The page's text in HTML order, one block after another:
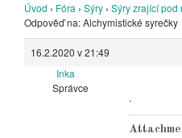
Úvod › Fóra › Sýry › Sýry zrající pod
Odpověď na: Alchymistické syrečky
16.2.2020 v 21:49
Inka
Správce
.